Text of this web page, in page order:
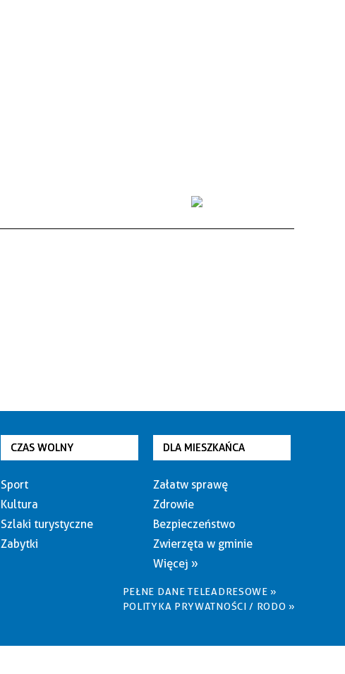
CZAS WOLNY
Sport
Kultura
Szlaki turystyczne
Zabytki
DLA MIESZKAŃCA
Załatw sprawę
Zdrowie
Bezpieczeństwo
Zwierzęta w gminie
Więcej »
PEŁNE DANE TELEADRESOWE »
POLITYKA PRYWATNOŚCI / RODO »